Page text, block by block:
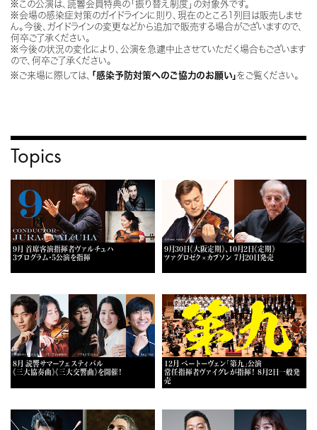
※この公演は、読響会員特典の「振り替え制度」の対象外です。
※会場の感染症対策のガイドラインに則り、現在のところ1列目は販売しませ
ん。今後、ガイドラインの変更などから追加で販売する場合がございますので、
何卒ご了承ください。
※今後の状況の変化により、公演を急遽中止させていただく場合もございます
ので、何卒ご了承ください。
※ご来場に際しては、 「感染予防対策へのご協力のお願い」をご覧ください。
Topics
9月 首席客演指揮者ヴァルチュハ
3プログラム・5公演を指揮
9月30日《大阪定期》、10月2日《定期》
ツァグロゼク×カプソン 7月20日発売
8月 読響サマーフェスティバル
《三大協奏曲》《三大交響曲》を開催！
12月 ベートーヴェン「第九」公演
常任指揮者ヴァイグレが指揮！ 8月2日一般発
売